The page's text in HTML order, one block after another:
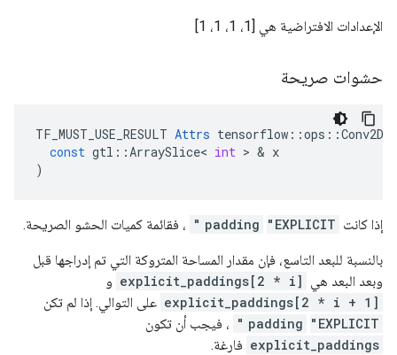
الإعدادات الافتراضية هي [1، 1، 1، 1]
حشوات صريحة
TF_MUST_USE_RESULT Attrs tensorflow ::ops ::Conv2D
const gtl ::ArraySlice< int > & x
)
إذا كانت padding "EXPLICIT" ، فقائمة كميات الحشو الصريحة.
بالنسبة للبعد التاسع، فإن مقدار المساحة المتروكة التي تم إدراجها قبل
وبعد البعد هي explicit_paddings[2 * i] و
explicit_paddings[2 * i + 1] على التوالي. إذا لم تكن
padding "EXPLICIT"
، فيجب أن تكون
explicit_paddings فارغة.